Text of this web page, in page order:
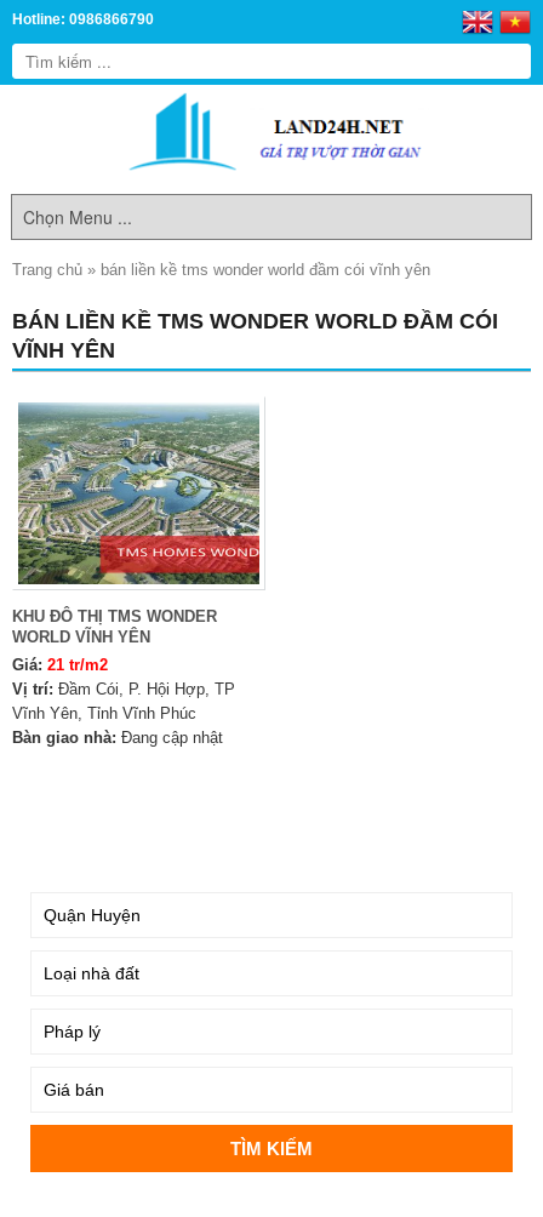
Hotline: 0986866790
Trang chủ » bán liền kề tms wonder world đầm cói vĩnh yên
BÁN LIỀN KỀ TMS WONDER WORLD ĐẦM CÓI
VĨNH YÊN
KHU ĐÔ THỊ TMS WONDER
WORLD VĨNH YÊN
Giá: 21 tr/m2
Vị trí: Đầm Cói, P. Hội Hợp, TP
Vĩnh Yên, Tỉnh Vĩnh Phúc
Bàn giao nhà: Đang cập nhật